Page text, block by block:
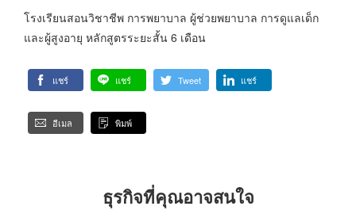
โรงเรียนสอนวิชาชีพ การพยาบาล ผู้ช่วยพยาบาล การดูแลเด็ก
และผู้สูงอายุ หลักสูตรระยะสั้น 6 เดือน
แชร์ แชร์ Tweet แชร์
อีเมล พิมพ์
ธุรกิจที่คุณอาจสนใจ